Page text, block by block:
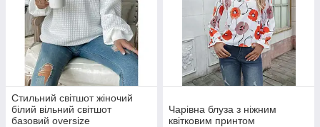
Стильний світшот жіночий
білий вільний світшот
базовий oversize
Чарівна блуза з ніжним
квітковим принтом